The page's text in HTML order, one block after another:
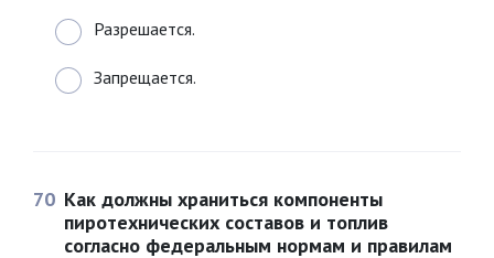
Разрешается.
Запрещается.
70 Как должны храниться компоненты
пиротехнических составов и топлив
согласно федеральным нормам и правилам